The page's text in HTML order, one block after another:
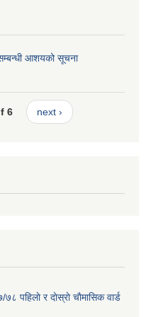
आशयको सूचना
6 next ›
पहिलाे र दाेस्राे चाैमासिक वार्ड